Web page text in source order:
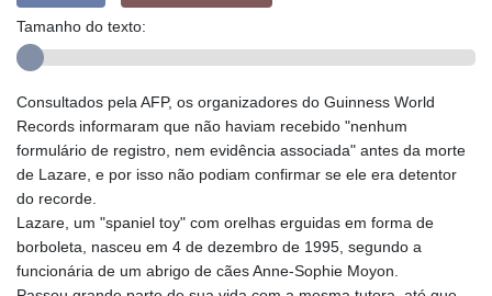
Tamanho do texto:
Consultados pela AFP, os organizadores do Guinness World
Records informaram que não haviam recebido "nenhum
formulário de registro, nem evidência associada" antes da morte
de Lazare, e por isso não podiam confirmar se ele era detentor
do recorde.
Lazare, um "spaniel toy" com orelhas erguidas em forma de
borboleta, nasceu em 4 de dezembro de 1995, segundo a
funcionária de um abrigo de cães Anne-Sophie Moyon.